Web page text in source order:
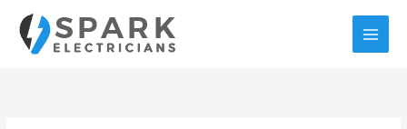
contenido